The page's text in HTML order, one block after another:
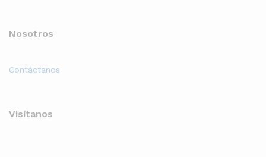
Nosotros
Contáctanos
Visítanos